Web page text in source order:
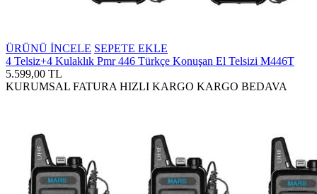
ÜRÜNÜ İNCELE SEPETE EKLE
4 Telsiz+4 Kulaklık Pmr 446 Türkçe Konuşan El Telsizi M446T
5.599,00 TL
KURUMSAL FATURA HIZLI KARGO KARGO BEDAVA